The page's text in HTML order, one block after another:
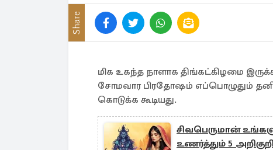
Share
மிக உகந்த நாளாக திங்கட்கிழமை
சோமவார பிரதோஷம் எப்பொழுதும்
கொடுக்க கூடியது.
சிவபெருமான்
உணர்த்தும் 5